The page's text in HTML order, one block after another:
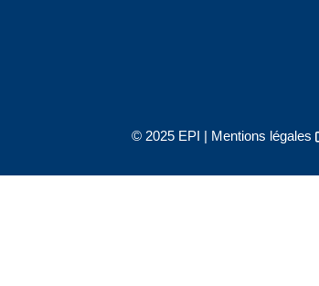
© 2025 EPI | Mentions légales